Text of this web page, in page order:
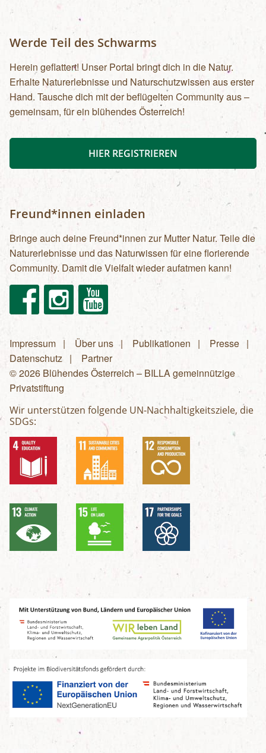
Werde Teil des Schwarms
Herein geflattert! Unser Portal bringt dich in die Natur.
Erhalte Naturerlebnisse und Naturschutzwissen aus erster
Hand. Tausche dich mit der beflügelten Community aus –
gemeinsam, für ein blühendes Österreich!
HIER REGISTRIEREN
Freund*innen einladen
Bringe auch deine Freund*innen zur Mutter Natur. Teile die
Naturerlebnisse und das Naturwissen für eine florierende
Community. Damit die Vielfalt wieder aufatmen kann!
FacebookInstagram Youtube
Fußzeilenmenü
Impressum Über uns Publikationen
Presse
Datenschutz
Partner
© 2026 Blühendes Österreich – BILLA gemeinnützige
Privatstiftung
Wir unterstützen folgende UN-Nachhaltigkeitsziele, die
SDGs: